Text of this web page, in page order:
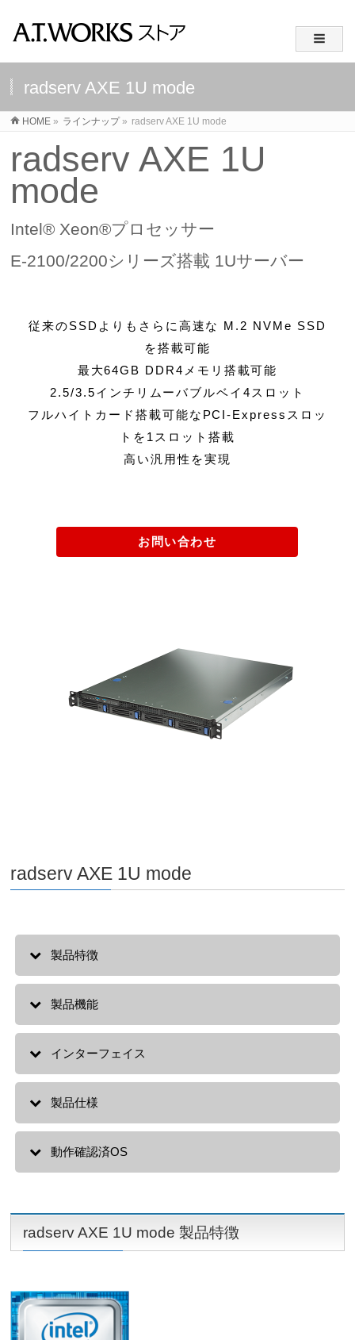
radserv AXE 1U mode
HOME » ラインナップ» radserv AXE 1U mode
radserv AXE 1U
mode
Intel® Xeon®プロセッサー
E-2100/2200シリーズ搭載 1Uサーバー
従来のSSDよりもさらに高速な M.2 NVMe SSD
を搭載可能
最大64GB DDR4メモリ搭載可能
2.5/3.5インチリムーバブルベイ4スロット
フルハイトカード搭載可能なPCI-Expressスロッ
トを1スロット搭載
高い汎用性を実現
お問い合わせ
radserv AXE 1U mode
製品特徴
製品機能
インターフェイス
製品仕様
動作確認済OS
radserv AXE 1U mode 製品特徴